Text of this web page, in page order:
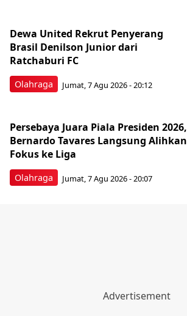
Olahraga
Dewa United Rekrut Penyerang
Brasil Denilson Junior dari
Ratchaburi FC
Jumat, 7 Agu 2026 - 20:12
Olahraga
Persebaya Juara Piala Presiden 2026,
Bernardo Tavares Langsung Alihkan
Fokus ke Liga
Jumat, 7 Agu 2026 - 20:07